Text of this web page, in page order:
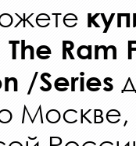
Ram
/Series